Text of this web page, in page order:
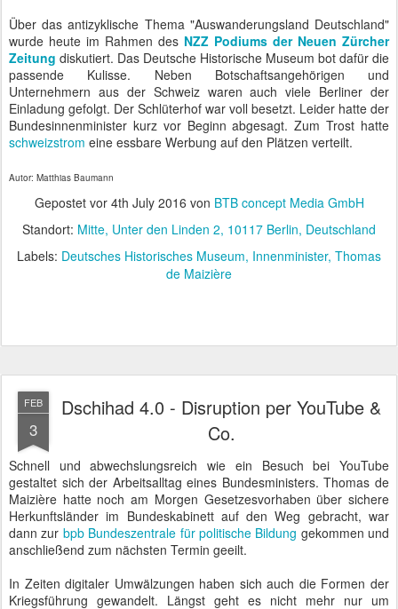
Über das antizyklische Thema "Auswanderungsland Deutschland"
wurde heute im Rahmen des NZZ Podiums der Neuen Zürcher
Zeitung diskutiert. Das Deutsche Historische Museum bot dafür die
passende Kulisse. Neben Botschaftsangehörigen und
Unternehmern aus der Schweiz waren auch viele Berliner der
Einladung gefolgt. Der Schlüterhof war voll besetzt. Leider hatte der
Bundesinnenminister kurz vor Beginn abgesagt. Zum Trost hatte
schweizstrom eine essbare Werbung auf den Plätzen verteilt.
Autor: Matthias Baumann
Gepostet vor 4th July 2016 von BTB concept Media GmbH
Standort: Mitte, Unter den Linden 2, 10117 Berlin, Deutschland
Labels: Deutsches Historisches Museum Innenminister Thomas
de Maizière
FEB
3
Dschihad 4.0 - Disruption per YouTube &
Co.
Schnell und abwechslungsreich wie ein Besuch bei YouTube
gestaltet sich der Arbeitsalltag eines Bundesministers. Thomas de
Maizière hatte noch am Morgen Gesetzesvorhaben über sichere
Herkunftsländer im Bundeskabinett auf den Weg gebracht, war
dann zur bpb Bundeszentrale für politische Bildung gekommen und
anschließend zum nächsten Termin geeilt.
In Zeiten digitaler Umwälzungen haben sich auch die Formen der
Kriegsführung gewandelt. Längst geht es nicht mehr nur um